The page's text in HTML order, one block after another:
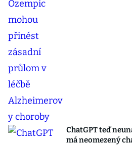
ChatGPT teď
má neomezený